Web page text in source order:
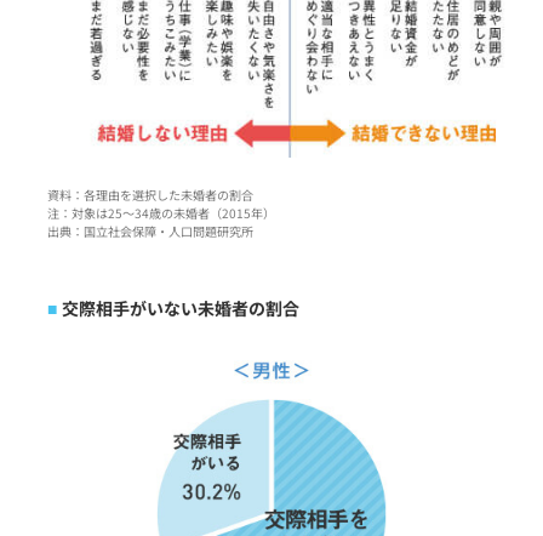
資料：各理由を選択した未婚者の割合
注：対象は25〜34歳の未婚者（2015年）
出典：国立社会保障・人口問題研究所
交際相手がいない未婚者の割合